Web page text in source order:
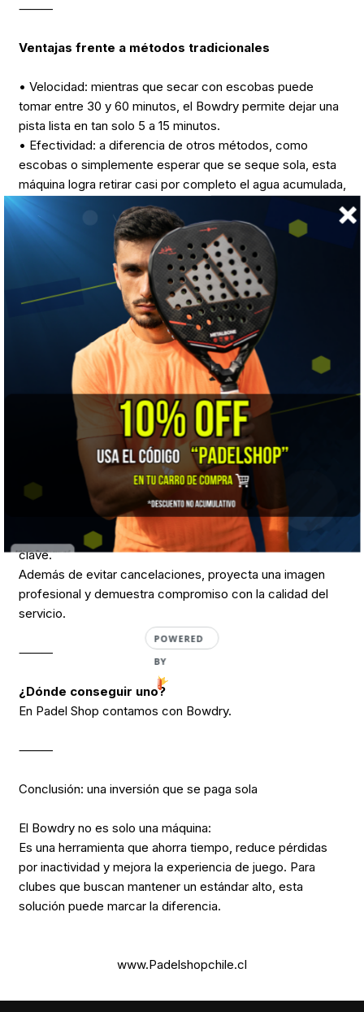
⸻
Ventajas frente a métodos tradicionales
• Velocidad: mientras que secar con escobas puede
tomar entre 30 y 60 minutos, el Bowdry permite dejar una
pista lista en tan solo 5 a 15 minutos.
• Efectividad: a diferencia de otros métodos, como
escobas o simplemente esperar que se seque sola, esta
máquina logra retirar casi por completo el agua acumulada,
dejando la pista en condiciones óptimas para jugar.
• Esfuerzo mínimo: no requiere tanta fuerza ni personal
como los métodos manuales. Una sola persona puede
operarla sin complicaciones.
• Resultados consistentes: no depende de factores
externos como el sol o el viento. Funciona igual de bien de
día, de noche o en espacios cubiertos.
Estas ventajas convierten al Bowdry en una inversión
práctica para cualquier club que quiera mantener su
actividad operativa sin interrupciones innecesarias.
¿Cuándo conviene tener un Bowdry en el club?
Si tu club cuenta con pistas al aire libre o semicubiertas,
incorporar una máquina Bowdry puede ser una decisión
clave.
Además de evitar cancelaciones, proyecta una imagen
profesional y demuestra compromiso con la calidad del
servicio.
⸻
¿Dónde conseguir uno?
En Padel Shop contamos con Bowdry.
⸻
Conclusión: una inversión que se paga sola
El Bowdry no es solo una máquina:
Es una herramienta que ahorra tiempo, reduce pérdidas
por inactividad y mejora la experiencia de juego. Para
clubes que buscan mantener un estándar alto, esta
solución puede marcar la diferencia.
www.Padelshopchile.cl
POWERED
BY